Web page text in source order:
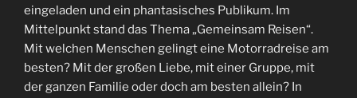
eingeladen und ein phantasisches Publikum. Im
Mittelpunkt stand das Thema „Gemeinsam Reisen“.
Mit welchen Menschen gelingt eine Motorradreise am
besten? Mit der großen Liebe, mit einer Gruppe, mit
der ganzen Familie oder doch am besten allein? In